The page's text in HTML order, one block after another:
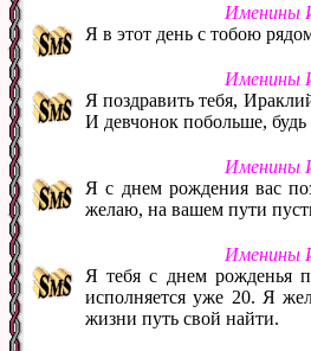
Именины
Я в этот день с тобою
Именины
Я поздравить тебя,
И девчонок побольше, будь
Именины
Я с днем рождения вас
желаю, на вашем пути
Именины
Я тебя с днем рожденья
исполняется уже 20. Я
жизни путь свой найти.